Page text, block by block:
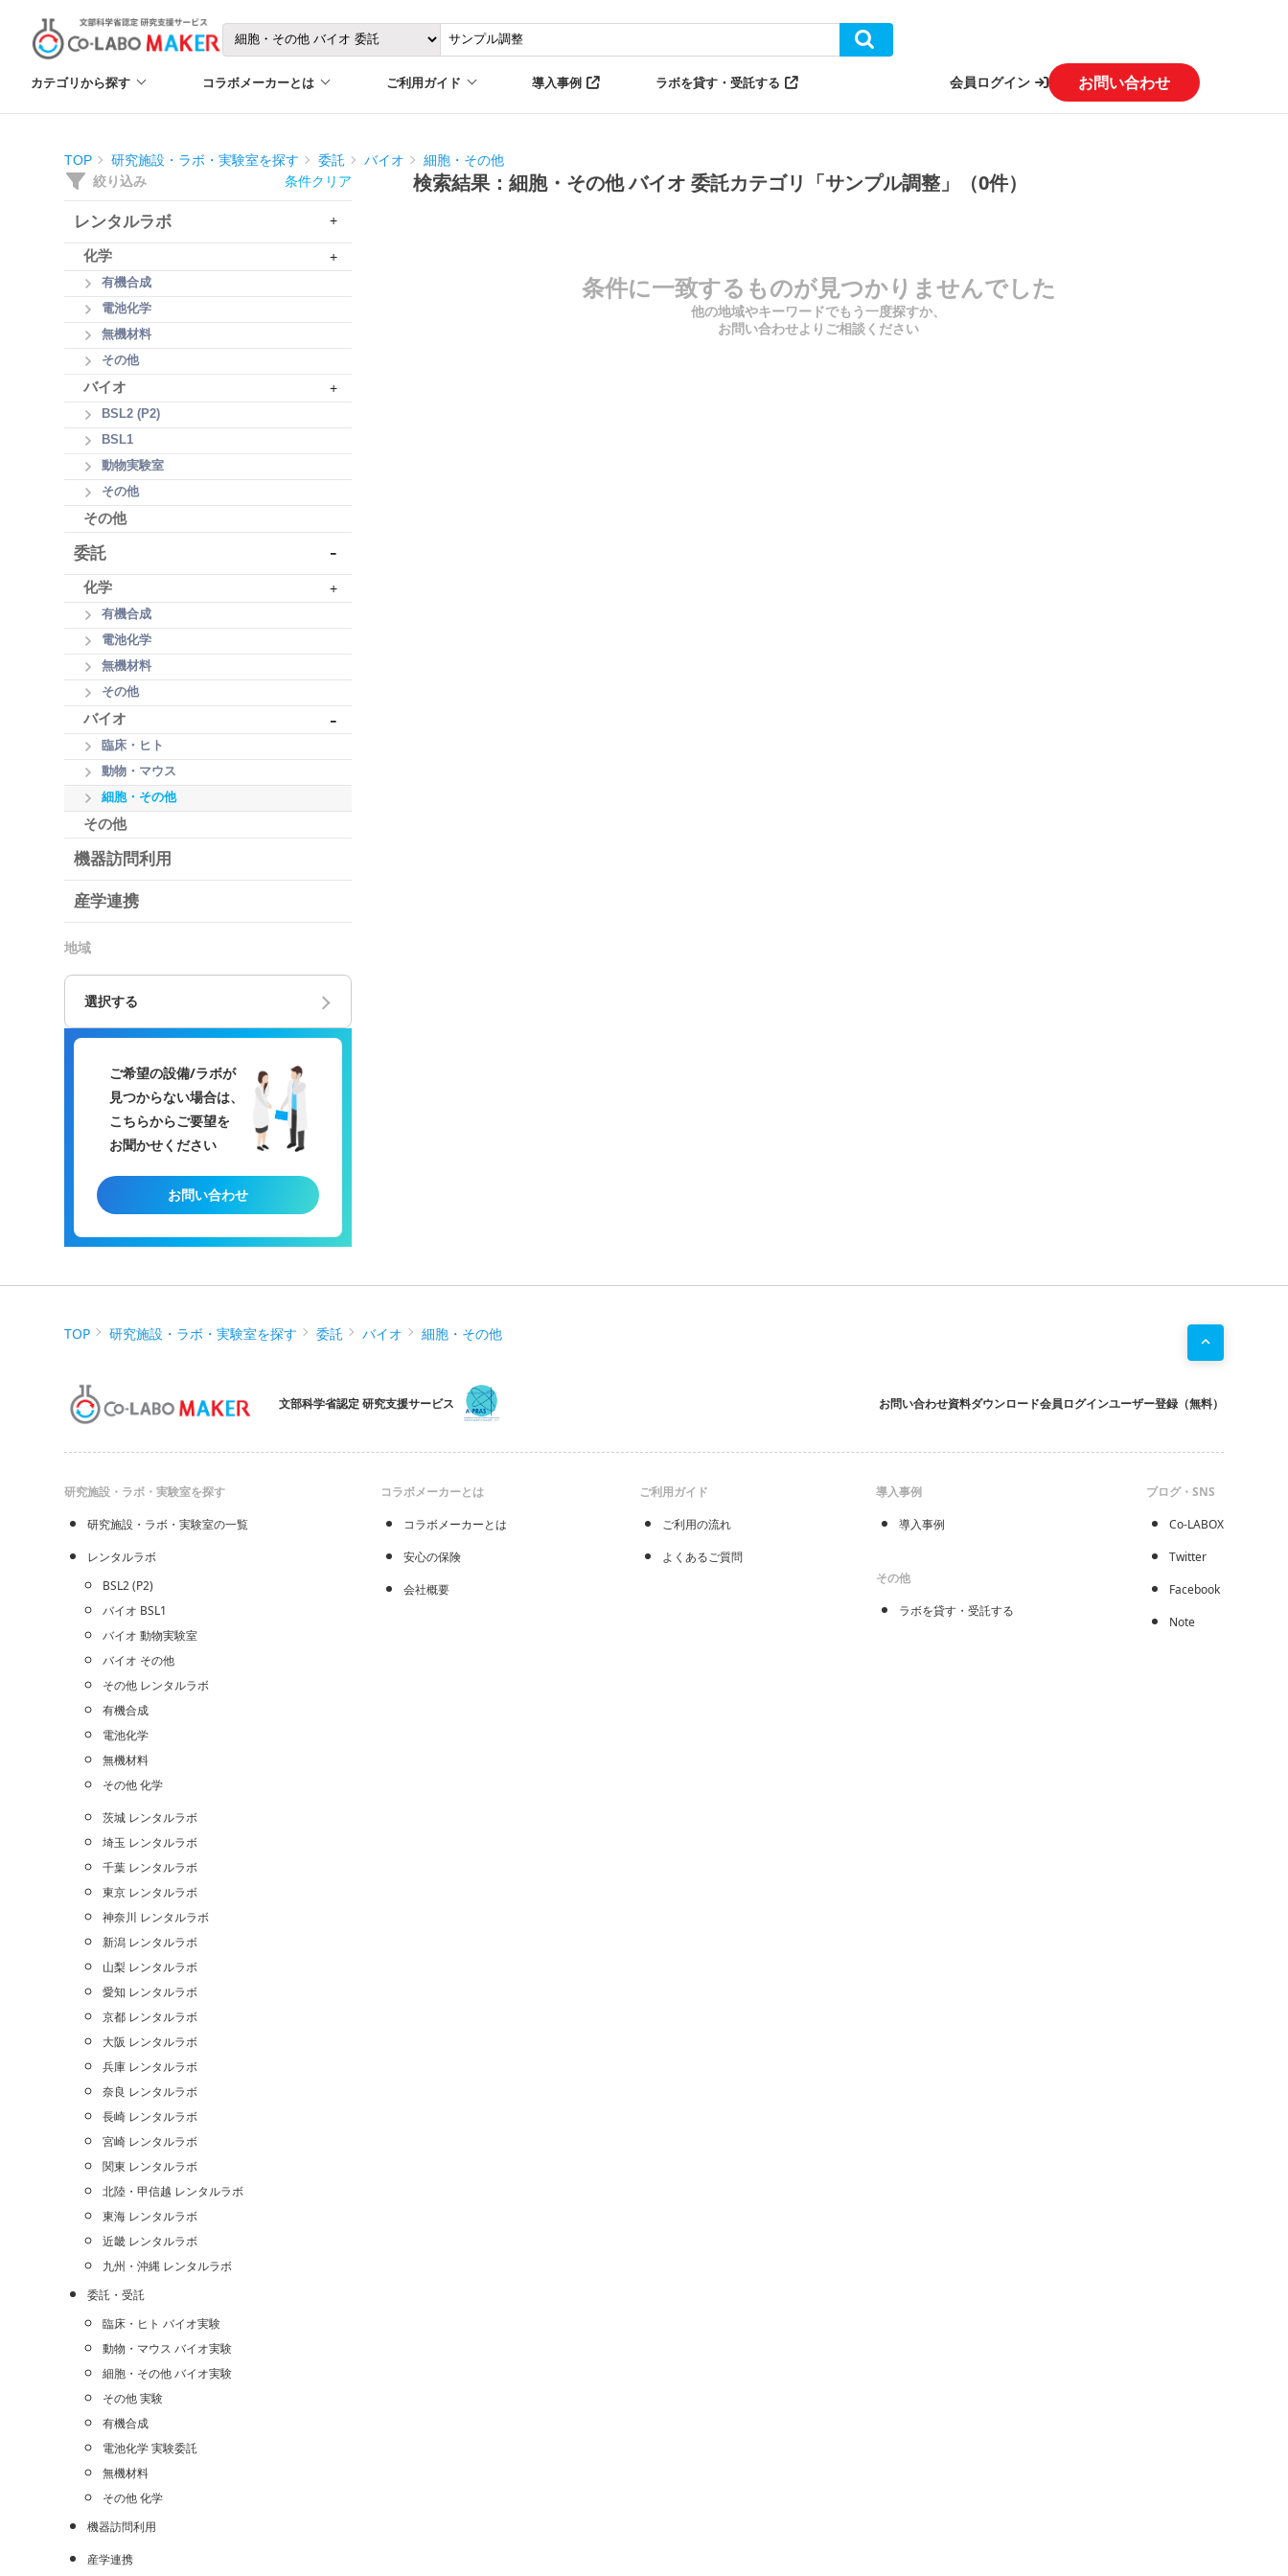
カテゴリから探す コラボメーカーとは ご利用ガイド 導入事例 ラボを貸す・受託する 会員ログイン お問い合わせ
TOP 研究施設・ラボ・実験室を探す 委託 バイオ 細胞・その他
絞り込み 条件クリア
レンタルラボ +
化学 +
有機合成
電池化学
無機材料
その他
バイオ +
BSL2 (P2)
BSL1
動物実験室
その他
その他
委託 -
化学 +
有機合成
電池化学
無機材料
その他
バイオ -
臨床・ヒト
動物・マウス
細胞・その他
その他
機器訪問利用
産学連携
地域
選択する
ご希望の設備/ラボが
見つからない場合は、
こちらからご要望を
お聞かせください
お問い合わせ
検索結果：細胞・その他 バイオ 委託カテゴリ「サンプル調整」（0件）
条件に一致するものが見つかりませんでした
他の地域やキーワードでもう一度探すか、
お問い合わせよりご相談ください
TOP 研究施設・ラボ・実験室を探す 委託 バイオ 細胞・その他
文部科学省認定 研究支援サービス お問い合わせ資料ダウンロード会員ログインユーザー登録（無料）
研究施設・ラボ・実験室を探す
研究施設・ラボ・実験室の一覧
レンタルラボ
BSL2 (P2)
バイオ BSL1
バイオ 動物実験室
バイオ その他
その他 レンタルラボ
有機合成
電池化学
無機材料
その他 化学
茨城 レンタルラボ
埼玉 レンタルラボ
千葉 レンタルラボ
東京 レンタルラボ
神奈川 レンタルラボ
新潟 レンタルラボ
山梨 レンタルラボ
愛知 レンタルラボ
京都 レンタルラボ
大阪 レンタルラボ
兵庫 レンタルラボ
奈良 レンタルラボ
長崎 レンタルラボ
宮崎 レンタルラボ
関東 レンタルラボ
北陸・甲信越 レンタルラボ
東海 レンタルラボ
近畿 レンタルラボ
九州・沖縄 レンタルラボ
委託・受託
臨床・ヒト バイオ実験
動物・マウス バイオ実験
細胞・その他 バイオ実験
その他 実験
有機合成
電池化学 実験委託
無機材料
その他 化学
機器訪問利用
産学連携
コラボメーカーとは
コラボメーカーとは
安心の保険
会社概要
ご利用ガイド
ご利用の流れ
よくあるご質問
導入事例
導入事例
その他
ラボを貸す・受託する
ブログ・SNS
Co-LABOX
Twitter
Facebook
Note